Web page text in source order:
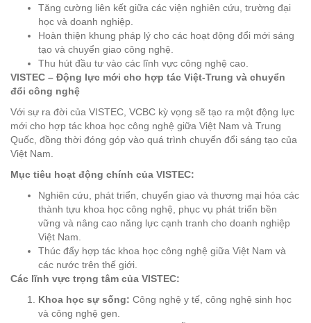
Tăng cường liên kết giữa các viện nghiên cứu, trường đại
học và doanh nghiệp.
Hoàn thiện khung pháp lý cho các hoạt động đổi mới sáng
tạo và chuyển giao công nghệ.
Thu hút đầu tư vào các lĩnh vực công nghệ cao.
VISTEC – Động lực mới cho hợp tác Việt-Trung và chuyển
đổi công nghệ
Với sự ra đời của VISTEC, VCBC kỳ vọng sẽ tạo ra một động lực
mới cho hợp tác khoa học công nghệ giữa Việt Nam và Trung
Quốc, đồng thời đóng góp vào quá trình chuyển đổi sáng tạo của
Việt Nam.
Mục tiêu hoạt động chính của VISTEC:
Nghiên cứu, phát triển, chuyển giao và thương mại hóa các
thành tựu khoa học công nghệ, phục vụ phát triển bền
vững và nâng cao năng lực cạnh tranh cho doanh nghiệp
Việt Nam.
Thúc đẩy hợp tác khoa học công nghệ giữa Việt Nam và
các nước trên thế giới.
Các lĩnh vực trọng tâm của VISTEC:
Khoa học sự sống: Công nghệ y tế, công nghệ sinh học
và công nghệ gen.